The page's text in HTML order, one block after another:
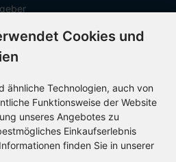
Cookies und
ähnliche Technologien, auch von
Funktionsweise der Website
unseres Angebotes zu
Einkaufserlebnis
finden Sie in unserer